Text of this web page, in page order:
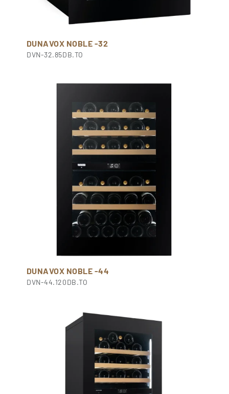
DUNAVOX NOBLE -32
DVN-32.85DB.TO
DUNAVOX NOBLE -44
DVN-44.120DB.TO